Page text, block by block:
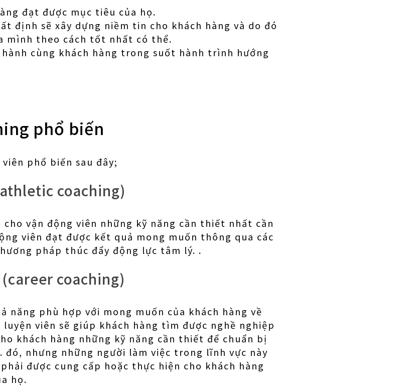
đạt được mục tiêu của họ.
định sẽ xây dựng niềm tin cho khách hàng và do đó
mình theo cách tốt nhất có thể.
hành cùng khách hàng trong suốt hành trình hướng
phổ biến
phổ biến sau đây;
coaching)
cho vận động viên những kỹ năng cần thiết nhất cần
viên đạt được kết quả mong muốn thông qua các
pháp thúc đẩy động lực tâm lý. .
coaching)
năng phù hợp với mong muốn của khách hàng về
viên sẽ giúp khách hàng tìm được nghề nghiệp
khách hàng những kỹ năng cần thiết để chuẩn bị
đó, nhưng những người làm việc trong lĩnh vực này
được cung cấp hoặc thực hiện cho khách hàng
họ.